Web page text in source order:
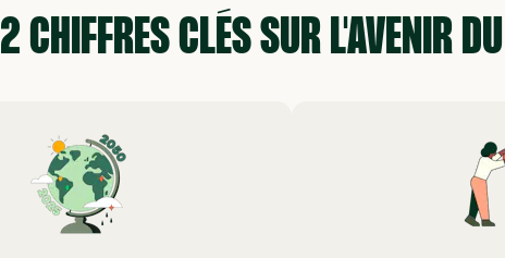
2 CHIFFRES CLÉS SUR L'AVENIR